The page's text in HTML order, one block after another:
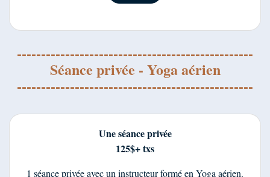
-------------------------------------------------
Séance privée - Yoga aérien
-------------------------------------------------
Une séance privée
125$+ txs
1 séance privée avec un instructeur formé en Yoga aérien.